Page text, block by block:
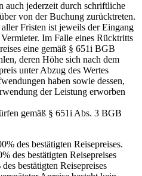
auch jederzeit durch schriftliche
von der Buchung zurücktreten.
Fristen ist jeweils der Eingang
Im Falle eines Rücktritts
eine gemäß § 651i BGB
deren Höhe sich nach dem
unter Abzug des Wertes
haben sowie dessen,
der Leistung erworben
gemäß § 651i Abs. 3 BGB
des bestätigten Reisepreises.
des bestätigten Reisepreises
bestätigten Reisepreises